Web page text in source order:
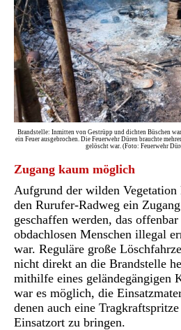
Brandstelle: Inmitten von Gestrüpp und dichten Büschen
ein Feuer ausgebrochen. Die Feuerwehr Düren brauchte
gelöscht war. (Foto: Feuerwehr
Zugang kaum möglich
Aufgrund der wilden Vegetation
den Rurufer-Radweg ein
geschaffen werden, das
obdachlosen Menschen illegal
war. Reguläre große
nicht direkt an die Brandstelle
mithilfe eines geländegängigen
war es möglich, die
denen auch eine
Einsatzort zu bringen.